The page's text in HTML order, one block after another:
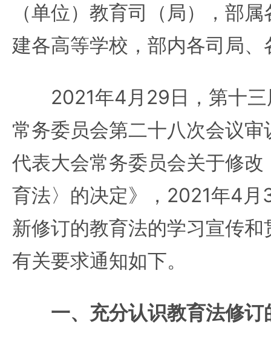
（单位）教育司（局），部
建各高等学校，部内各司局、
2021年4月29日，第十三
常务委员会第二十八次会议
代表大会常务委员会关于修
育法〉的决定》，2021年4
新修订的教育法的学习宣传
有关要求通知如下。
一、充分认识教育法修订